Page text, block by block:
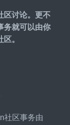
区讨论。更不
务就可以由你
。
社区事务由